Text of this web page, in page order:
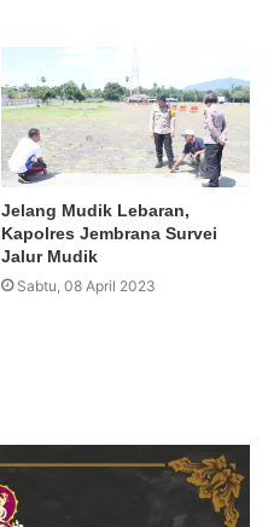
Jelang Mudik Lebaran,
Kapolres Jembrana Survei
Jalur Mudik
Sabtu, 08 April 2023